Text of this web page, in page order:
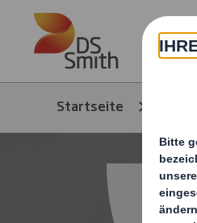
Skip to main content
Startseite